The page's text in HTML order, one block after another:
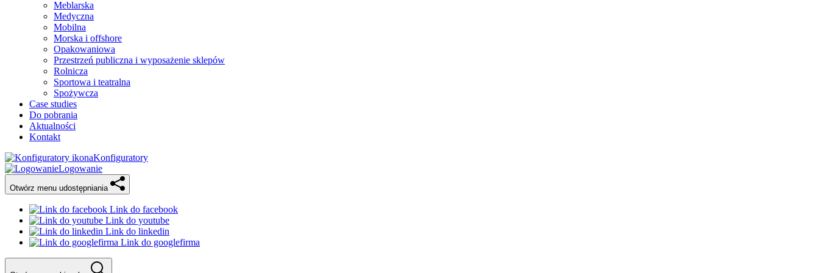
Meblarska
Medyczna
Mobilna
Morska i offshore
Opakowaniowa
Przestrzeń publiczna i wyposażenie sklepów
Rolnicza
Sportowa i teatralna
Spożywcza
Case studies
Do pobrania
Aktualności
Kontakt
Konfiguratory
Logowanie
Otwórz menu udostępniania
Link do facebook
Link do youtube
Link do linkedin
Link do googlefirma